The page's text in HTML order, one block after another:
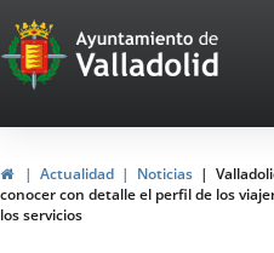
Portal
Web
del
de
InicioActualidad Noticias
conocer con detalle el perfil de los
los servicios